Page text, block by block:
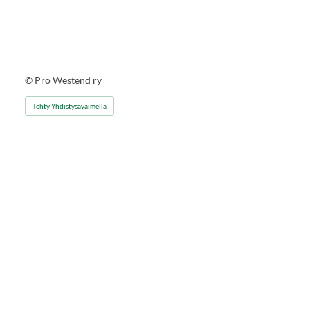
© Pro Westend ry
Tehty Yhdistysavaimella